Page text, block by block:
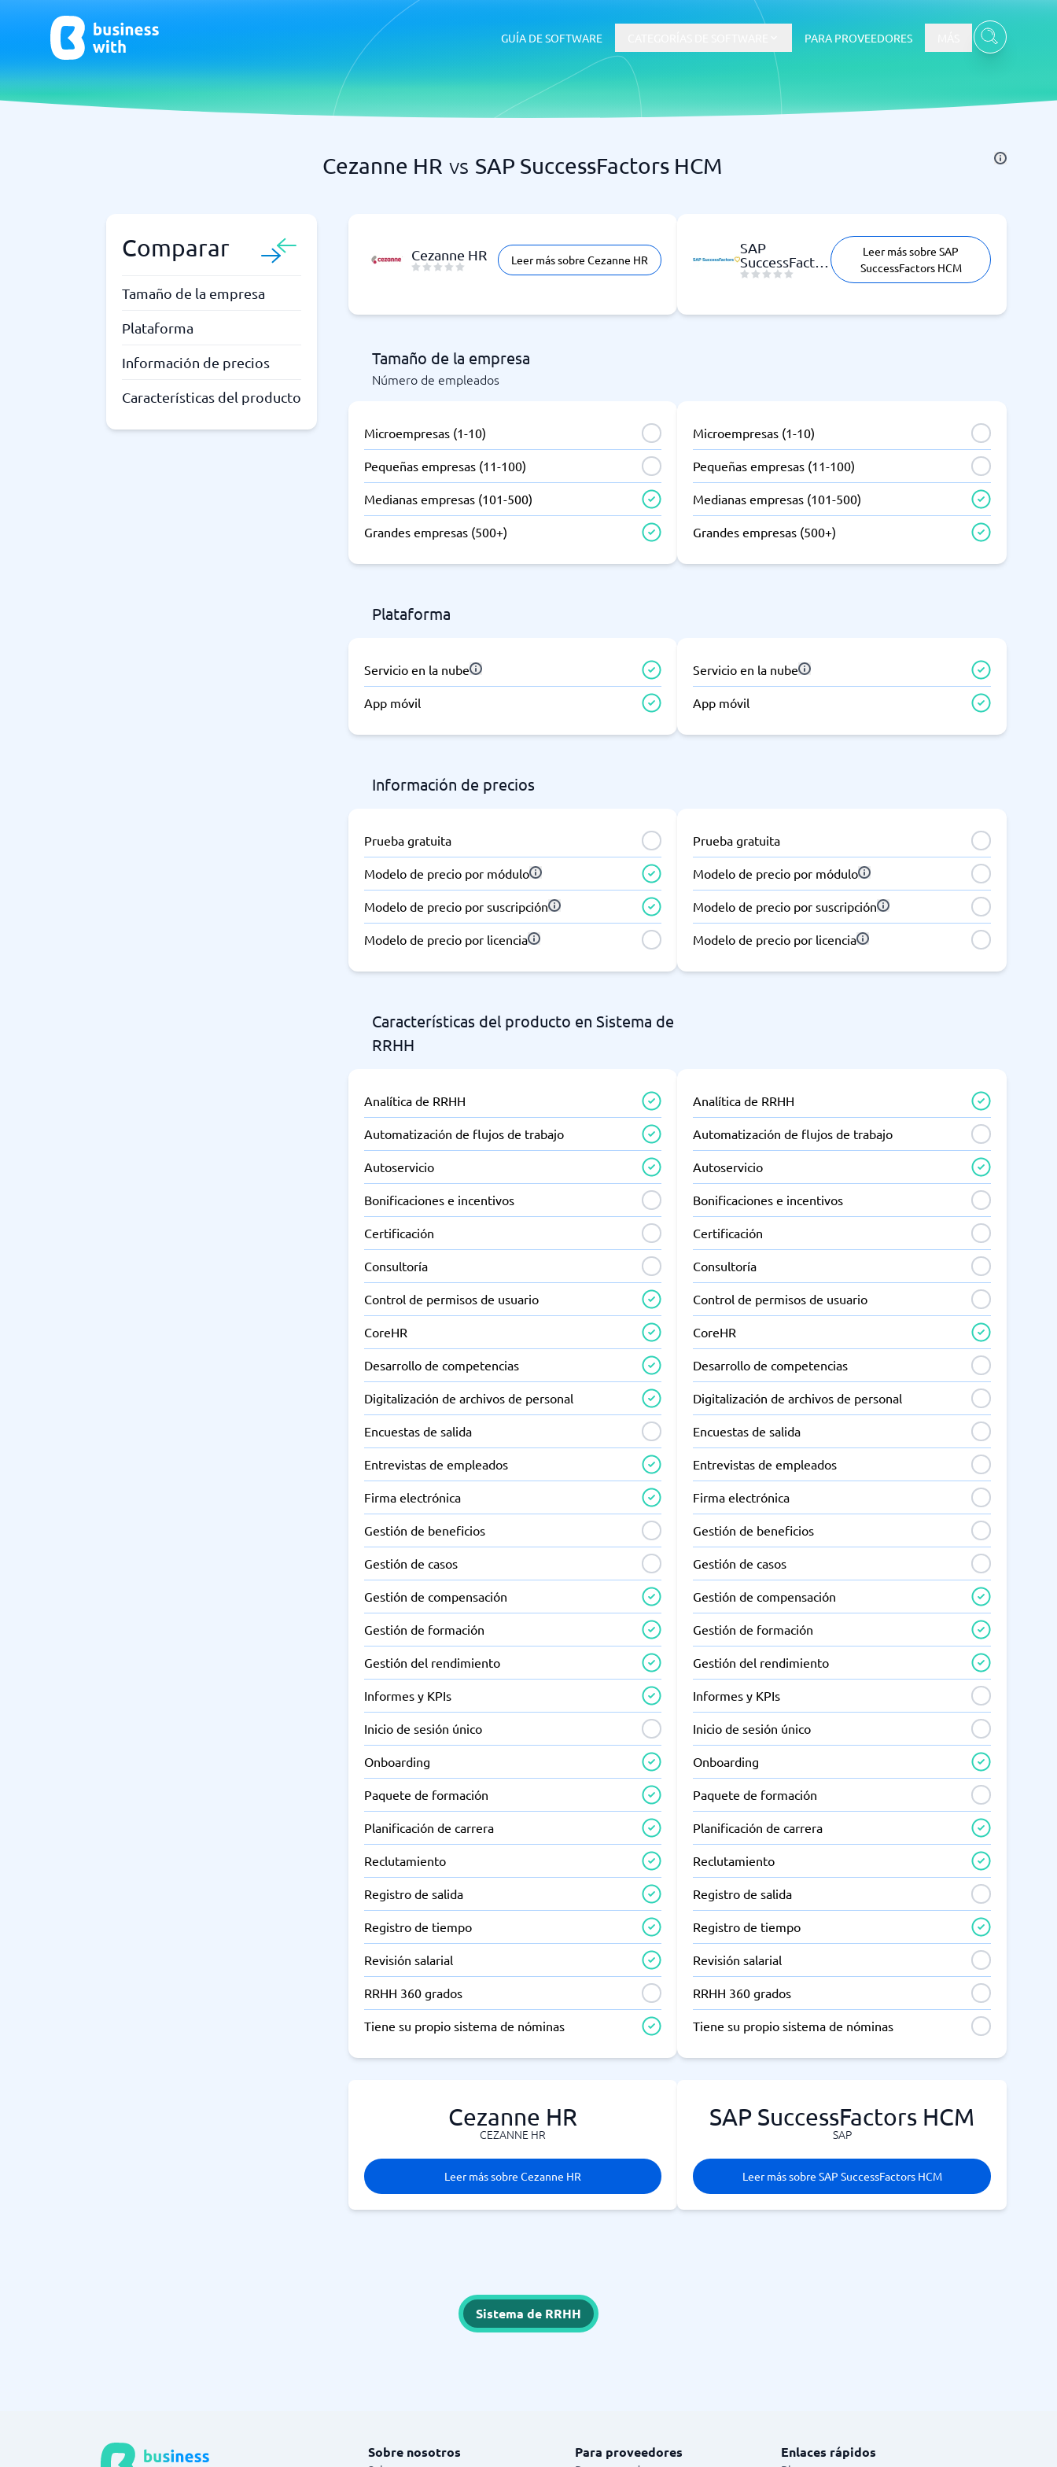
GUÍA DE SOFTWARE
ERP RRHH y Talento
¿No estás seguro de qué sistema? Guía de inicio Ver todas las categorías
PARA PROVEEDORES
Cezanne HR vs SAP SuccessFactors HCM
Comparar
Tamaño de la empresa
Plataforma
Información de precios
Características del producto
Cezanne HR Leer más sobre Cezanne HR
SAP
SuccessFactors
HCM
Leer más sobre SAP
SuccessFactors HCM
Tamaño de la empresa
Número de empleados
Microempresas (1-10)
Pequeñas empresas (11-100)
Medianas empresas (101-500)
Grandes empresas (500+)
Microempresas (1-10)
Pequeñas empresas (11-100)
Medianas empresas (101-500)
Grandes empresas (500+)
Plataforma
Servicio en la nube
App móvil
Servicio en la nube
App móvil
Información de precios
Prueba gratuita
Modelo de precio por módulo
Modelo de precio por suscripción
Modelo de precio por licencia
Prueba gratuita
Modelo de precio por módulo
Modelo de precio por suscripción
Modelo de precio por licencia
Características del producto en Sistema de
RRHH
Analítica de RRHH
Automatización de flujos de trabajo
Autoservicio
Bonificaciones e incentivos
Certificación
Consultoría
Control de permisos de usuario
CoreHR
Desarrollo de competencias
Digitalización de archivos de personal
Encuestas de salida
Entrevistas de empleados
Firma electrónica
Gestión de beneficios
Gestión de casos
Gestión de compensación
Gestión de formación
Gestión del rendimiento
Informes y KPIs
Inicio de sesión único
Onboarding
Paquete de formación
Planificación de carrera
Reclutamiento
Registro de salida
Registro de tiempo
Revisión salarial
RRHH 360 grados
Tiene su propio sistema de nóminas
Analítica de RRHH
Automatización de flujos de trabajo
Autoservicio
Bonificaciones e incentivos
Certificación
Consultoría
Control de permisos de usuario
CoreHR
Desarrollo de competencias
Digitalización de archivos de personal
Encuestas de salida
Entrevistas de empleados
Firma electrónica
Gestión de beneficios
Gestión de casos
Gestión de compensación
Gestión de formación
Gestión del rendimiento
Informes y KPIs
Inicio de sesión único
Onboarding
Paquete de formación
Planificación de carrera
Reclutamiento
Registro de salida
Registro de tiempo
Revisión salarial
RRHH 360 grados
Tiene su propio sistema de nóminas
Cezanne HR
CEZANNE HR
Leer más sobre Cezanne HR
SAP SuccessFactors HCM
SAP
Leer más sobre SAP SuccessFactors HCM
Sistema de RRHH
Sobre nosotros Para proveedores Enlaces rápidos